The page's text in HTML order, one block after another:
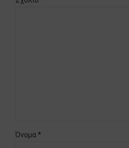
Όνομα *